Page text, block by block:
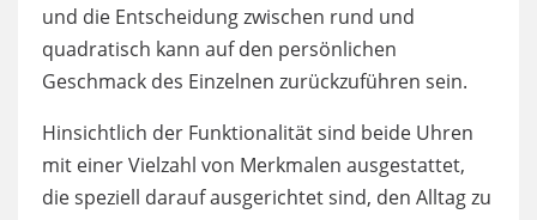
und die Entscheidung zwischen rund und
quadratisch kann auf den persönlichen
Geschmack des Einzelnen zurückzuführen sein.
Hinsichtlich der Funktionalität sind beide Uhren
mit einer Vielzahl von Merkmalen ausgestattet,
die speziell darauf ausgerichtet sind, den Alltag zu